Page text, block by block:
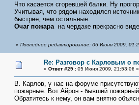
Что касается сгоревшей балки. Ну
Учитывая, что рядом находился
быстрее, чем остальные.
Очаг пожара на чердаке прекрасно
« Последнее редактирование: 06 Июня 2009,
Re: Разговор с Карловым о
« Ответ #29 : 05 Июня 2009, 21:53:06 »
В. Карлов, у нас на форуме
пожарные. Вот Айрон - бывший
Обратитесь к нему, он вам внятно